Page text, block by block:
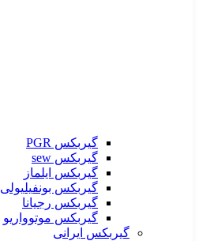
گیربکس PGR
گیربکس sew
گیربکس ایلماز
گیربکس بونفیلیولی
گیربکس رجیانا
گیربکس موتوواریو
گیربکس ایرانی